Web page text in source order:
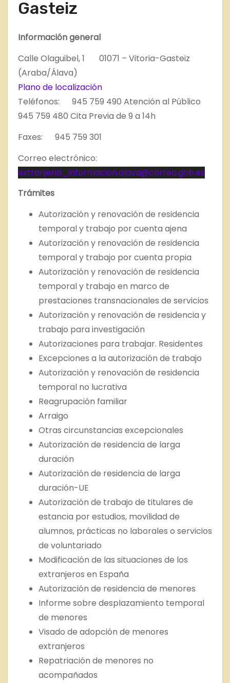
Gasteiz
Información general
Calle Olaguibel, 1 01071 – Vitoria-Gasteiz
(Araba/Álava)
Plano de localización
Teléfonos: 945 759 490 Atención al Público
945 759 480 Cita Previa de 9 a 14h
Faxes: 945 759 301
Correo electrónico:
extranjeria_informacion.alava@correo.gob.es
Trámites
Autorización y renovación de residencia
temporal y trabajo por cuenta ajena
Autorización y renovación de residencia
temporal y trabajo por cuenta propia
Autorización y renovación de residencia
temporal y trabajo en marco de
prestaciones transnacionales de servicios
Autorización y renovación de residencia y
trabajo para investigación
Autorizaciones para trabajar. Residentes
Excepciones a la autorización de trabajo
Autorización y renovación de residencia
temporal no lucrativa
Reagrupación familiar
Arraigo
Otras circunstancias excepcionales
Autorización de residencia de larga
duración
Autorización de residencia de larga
duración-UE
Autorización de trabajo de titulares de
estancia por estudios, movilidad de
alumnos, prácticas no laborales o servicios
de voluntariado
Modificación de las situaciones de los
extranjeros en España
Autorización de residencia de menores
Informe sobre desplazamiento temporal
de menores
Visado de adopción de menores
extranjeros
Repatriación de menores no
acompañados